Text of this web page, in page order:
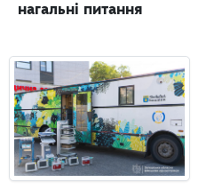
нагальні питання